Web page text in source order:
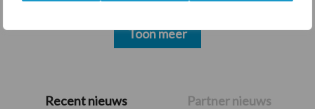
PrimaireRecent nieuws Partner nieuws
Toon meer